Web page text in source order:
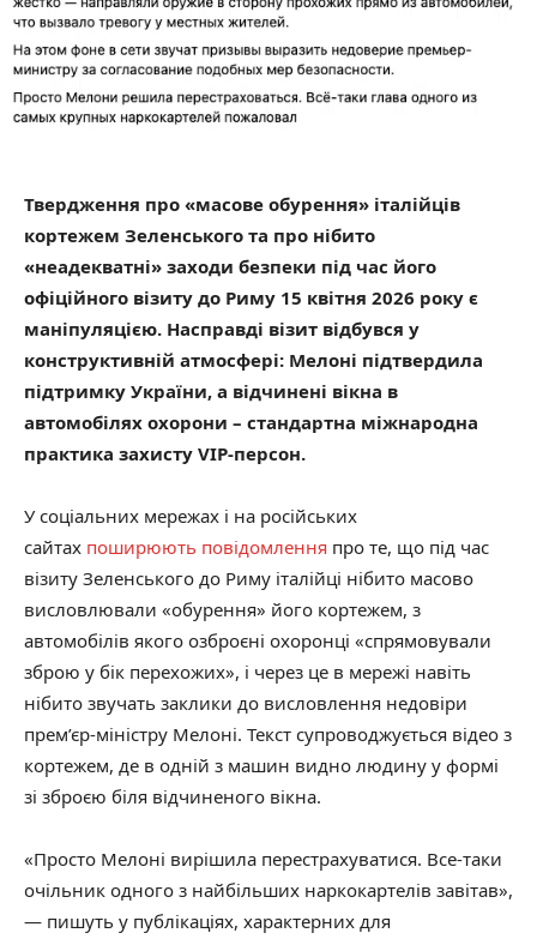
Твердження про «масове обурення» італійців
кортежем Зеленського та про нібито
«неадекватні» заходи безпеки під час його
офіційного візиту до Риму 15 квітня 2026 року є
маніпуляцією. Насправді візит відбувся у
конструктивній атмосфері: Мелоні підтвердила
підтримку України, а відчинені вікна в
автомобілях охорони – стандартна міжнародна
практика захисту VIP-персон.
У соціальних мережах і на російських
сайтах поширюють повідомлення про те, що під час
візиту Зеленського до Риму італійці нібито масово
висловлювали «обурення» його кортежем, з
автомобілів якого озброєні охоронці «спрямовували
зброю у бік перехожих», і через це в мережі навіть
нібито звучать заклики до висловлення недовіри
прем’єр-міністру Мелоні. Текст супроводжується відео з
кортежем, де в одній з машин видно людину у формі
зі зброєю біля відчиненого вікна.
«Просто Мелоні вирішила перестрахуватися. Все-таки
очільник одного з найбільших наркокартелів завітав»,
— пишуть у публікаціях, характерних для